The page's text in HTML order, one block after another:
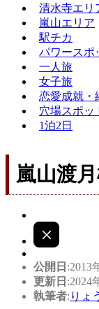
清水寺エリ
嵐山エリア
駅チカ
パワースポ
一人旅
女子旅
恋愛成就・
穴場スポッ
1泊2日
嵐山渡
公開日 :2013
更新日 :2024
執筆者: りょ